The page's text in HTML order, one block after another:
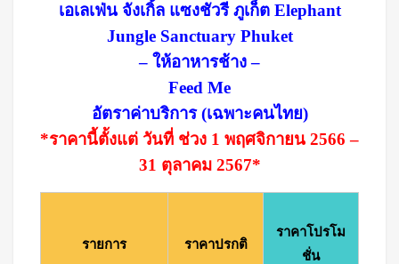
เอเลเฟ่น จังเกิ้ล แซงชัวรี ภูเก็ต Elephant
Jungle Sanctuary Phuket
– ให้อาหารช้าง –
Feed Me
อัตราค่าบริการ (เฉพาะคนไทย)
*ราคานี้ตั้งแต่ วันที่ ช่วง 1 พฤศจิกายน 2566 –
31 ตุลาคม 2567*
รายการ ราคาปรกติ
ราคาโปรโม
ชั่น